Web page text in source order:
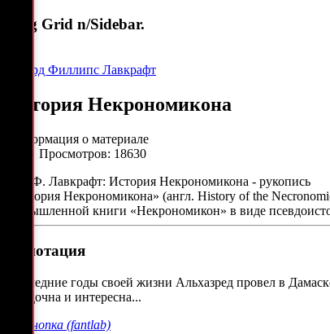
Blog Grid n/Sidebar.
Говард Филлипс Лавкрафт
История Некрономикона
Информация о материале
Просмотров: 18630
«История Некрономикона» (англ. History of the
вымышленной книги «Некрономикон» в виде
Аннотация
Последние годы своей жизни Альхазред провел в
загадочна и интересна...
Кнопка (fantlab)